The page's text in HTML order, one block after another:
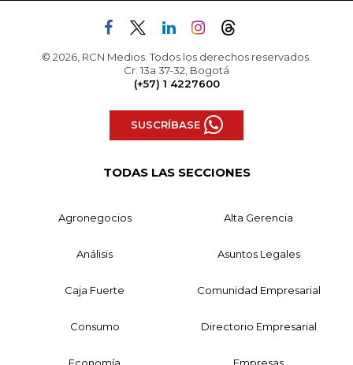
© 2026, RCN Medios. Todos los derechos reservados.
Cr. 13a 37-32, Bogotá
(+57) 1 4227600
SUSCRÍBASE
TODAS LAS SECCIONES
Agronegocios Alta Gerencia
Análisis Asuntos Legales
Caja Fuerte Comunidad Empresarial
Consumo Directorio Empresarial
Economía Empresas